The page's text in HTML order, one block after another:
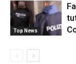
Top News